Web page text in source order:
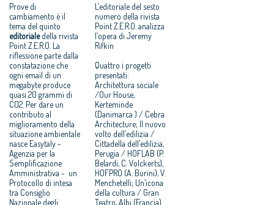
Prove di
cambiamento è il
tema del quinto
editorialedella rivista
Point Z.E.R.O. La
riflessione parte dalla
constatazione che
ogni email di un
megabyte produce
quasi 20 grammi di
CO2. Per dare un
contributo al
miglioramento della
situazione ambientale
nasce Easytaly -
Agenzia per la
Semplificazione
Amministrativa - un
Protocollo di intesa
tra Consiglio
Nazionale degli
L’editoriale del sesto
numero della rivista
Point Z.E.R.O. analizza
l’opera di Jeremy
Rifkin
Quattro i progetti
presentati:
Architettura sociale
/Our House,
Kerteminde
(Danimarca ) / Cebra
Architecture; Il nuovo
volto dell’edilizia /
Cittadella dell’edilizia,
Perugia / HOFLAB (P.
Belardi, C. Volckerts),
HOFPRO (A. Burini), V.
Menchetelli; Un’icona
della cultura / Gran
Teatro, Albi (Francia)